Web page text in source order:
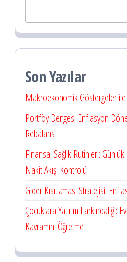
Son Yazılar
Makroekonomik Göstergeler
Portföy Dengesi Enflasyon
Rebalans
Finansal Sağlık Rutinleri:
Nakit Akışı Kontrolü
Gider Kısıtlaması Stratejisi:
Çocuklara Yatırım Farkındalığı:
Kavramını Öğretme